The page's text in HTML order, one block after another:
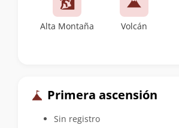
Alta Montaña Volcán
Primera ascensión
Sin registro